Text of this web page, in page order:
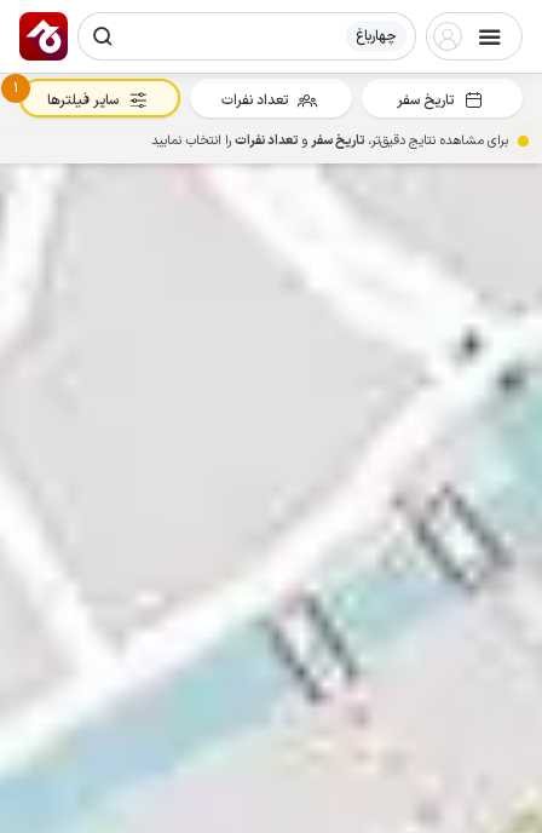
چهارباغ
تاریخ سفر تعداد نفرات
1
سایر فیلترها
برای مشاهده نتایج دقیق‌تر، تاریخ سفرو تعداد نفراترا انتخاب نمایید